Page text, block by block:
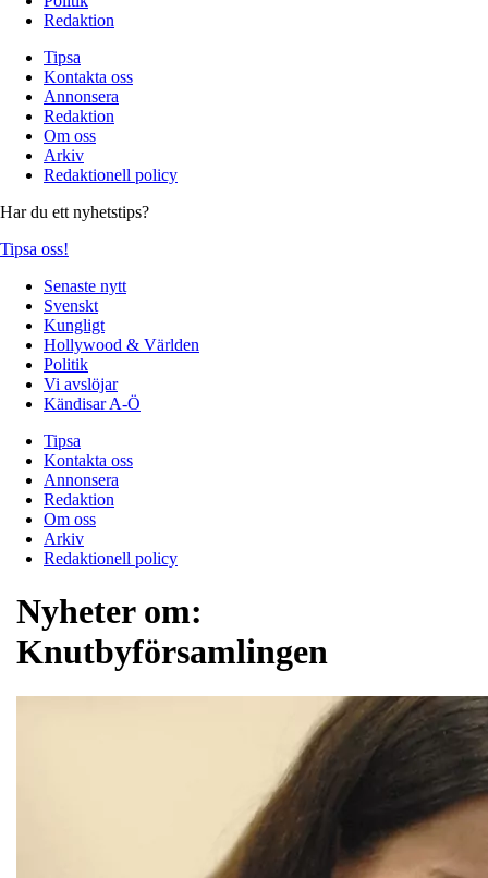
Redaktion
Tipsa
Kontakta oss
Annonsera
Redaktion
Om oss
Arkiv
Redaktionell policy
Har du ett nyhetstips?
Tipsa oss!
Senaste nytt
Svenskt
Kungligt
Hollywood & Världen
Politik
Vi avslöjar
Kändisar A-Ö
Tipsa
Kontakta oss
Annonsera
Redaktion
Om oss
Arkiv
Redaktionell policy
Nyheter om:
Knutbyförsamlingen